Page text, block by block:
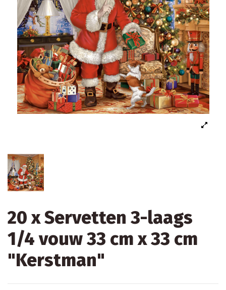
20 x Servetten 3-laags
1/4 vouw 33 cm x 33 cm
"Kerstman"